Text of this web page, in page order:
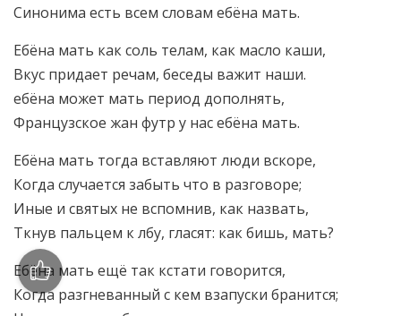
Синонима есть всем словам ебёна мать.
Ебёна мать как соль телам, как масло каши,
Вкус придает речам, беседы важит наши.
ебёна может мать период дополнять,
Французское жан футр у нас ебёна мать.
Ебёна мать тогда вставляют люди вскоре,
Когда случается забыть что в разговоре;
Иные и святых не вспомнив, как назвать,
Ткнув пальцем к лбу, гласят: как бишь, мать?
Ебёна мать ещё так кстати говорится,
Когда разгневанный с кем взапуски бранится;